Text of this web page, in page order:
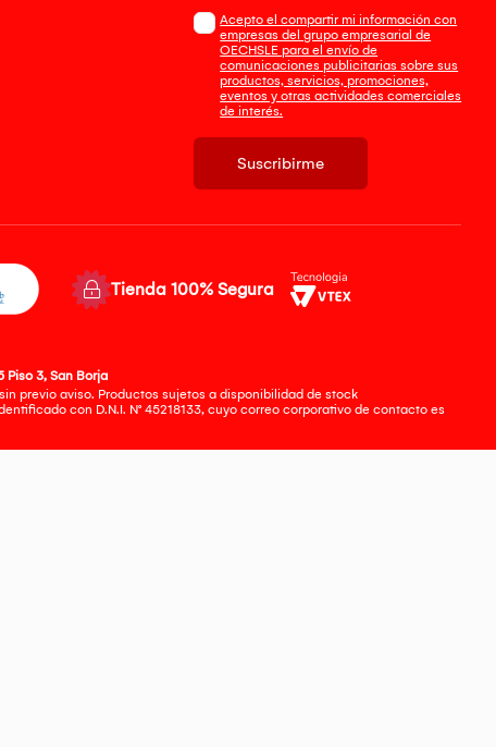
Acepto el compartir mi información con
empresas del grupo empresarial de
OECHSLE para el envío de
comunicaciones publicitarias sobre sus
productos, servicios, promociones,
eventos y otras actividades comerciales
de interés.
Suscribirme
Tienda 100% Segura
Piso 3, San Borja
previo aviso. Productos sujetos a disponibilidad de stock
con D.N.I. N° 45218133, cuyo correo corporativo de contacto es